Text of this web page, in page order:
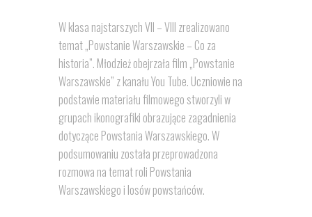
W klasa najstarszych VII – VIII zrealizowano
temat „Powstanie Warszawskie – Co za
historia”. Młodzież obejrzała film „Powstanie
Warszawskie” z kanału You Tube. Uczniowie na
podstawie materiału filmowego stworzyli w
grupach ikonografiki obrazujące zagadnienia
dotyczące Powstania Warszawskiego. W
podsumowaniu została przeprowadzona
rozmowa na temat roli Powstania
Warszawskiego i losów powstańców.